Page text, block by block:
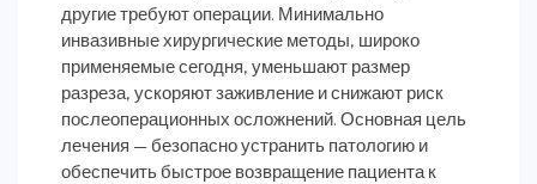
другие требуют операции. Минимально
инвазивные хирургические методы, широко
применяемые сегодня, уменьшают размер
разреза, ускоряют заживление и снижают риск
послеоперационных осложнений. Основная цель
лечения — безопасно устранить патологию и
обеспечить быстрое возвращение пациента к